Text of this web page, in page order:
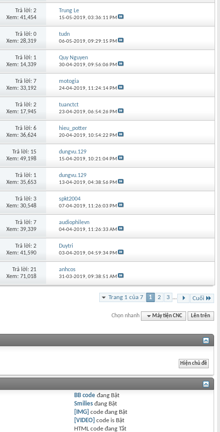
Trả lời: 2
Xem: 41,454
Trung Le
15-05-2019,03:36:11 PM
Trả lời: 0
Xem: 28,319
tudn
06-05-2019,09:29:15 PM
Trả lời: 1
Xem: 14,339
Quy Nguyen
30-04-2019,09:56:06 PM
Trả lời: 7
Xem: 33,192
motogia
24-04-2019, 11:24:14 PM
Trả lời: 2
Xem: 17,945
tuanctct
23-04-2019,06:54:26 PM
Trả lời: 6
Xem: 36,624
hieu_potter
20-04-2019, 10:54:22 PM
Trả lời: 15
Xem: 49,198
dungvu.129
15-04-2019, 10:21:04 PM
Trả lời: 1
Xem: 35,653
dungvu.129
13-04-2019,04:38:56 PM
Trả lời: 3
Xem: 30,548
spkt2004
07-04-2019, 11:26:03 PM
Trả lời: 7
Xem: 39,339
audiophilevn
04-04-2019, 11:26:33 AM
Trả lời: 2
Xem: 41,590
Duytri
03-04-2019,04:59:34 PM
Trả lời: 21
Xem: 71,018
anhcos
31-03-2019,09:38:51 AM
Trang 1 của 7 1 2 3 ... Cuối
Chọn nhanh Máy tiện CNC Lên trên
BB code đang Bật
Smilies đang Bật
[IMG] code đang Bật
[VIDEO] code is Bật
HTML code đangTắt